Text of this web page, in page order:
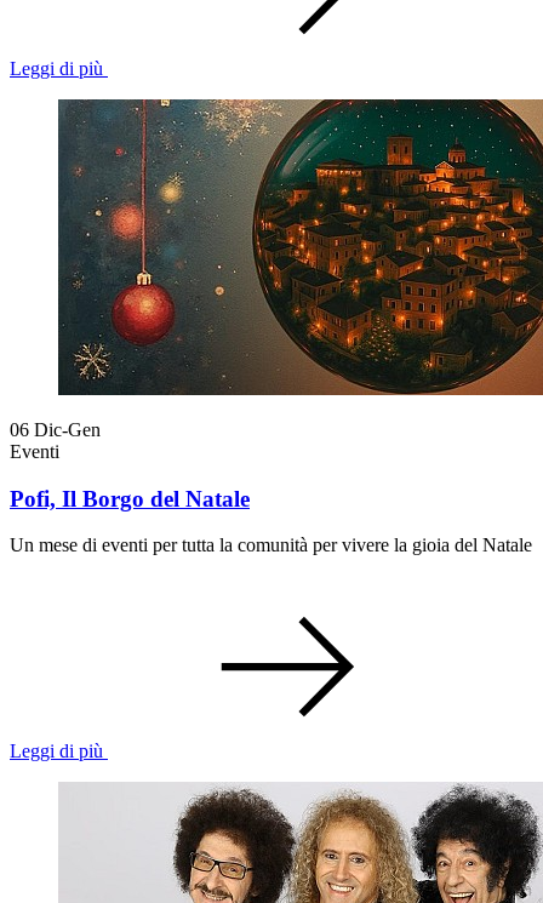
Leggi di più
06 Dic-Gen
Eventi
Pofi, Il Borgo del Natale
Un mese di eventi per tutta la comunità per vivere la gioia del Natale
Leggi di più